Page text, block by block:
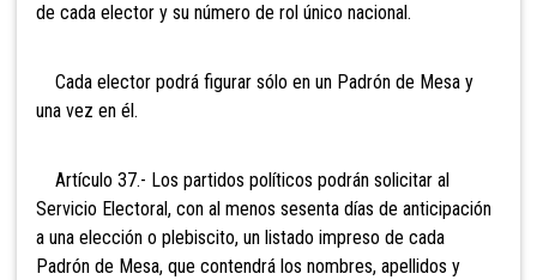
de cada elector y su número de rol único nacional.
Cada elector podrá figurar sólo en un Padrón de Mesa y
una vez en él.
Artículo 37.- Los partidos políticos podrán solicitar al
Servicio Electoral, con al menos sesenta días de anticipación
a una elección o plebiscito, un listado impreso de cada
Padrón de Mesa, que contendrá los nombres, apellidos y